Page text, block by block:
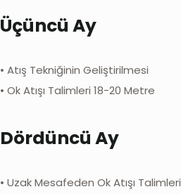
Üçüncü Ay
• Atış Tekniğinin Geliştirilmesi
• Ok Atışı Talimleri 18-20 Metre
Dördüncü Ay
• Uzak Mesafeden Ok Atışı Talimleri